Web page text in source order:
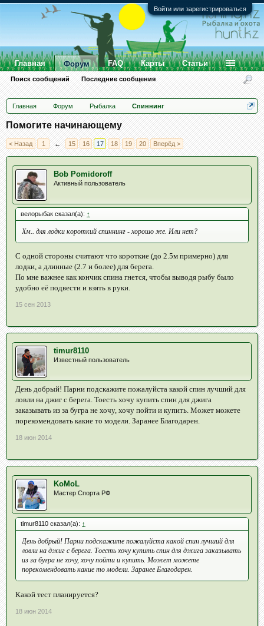
Войти или зарегистрироваться
Главная Форум Рыбалка Спиннинг
Помогите начинающему
< Назад 1 ← 15 16 17 18 19 20 Вперёд >
Bob Pomidoroff
Активный пользователь
велорыбак сказал(а): ↑
Хм.. для лодки короткий спиннинг - хорошо же. Или нет?
С одной стороны считают что короткие (до 2.5м примерно) для
лодки, а длинные (2.7 и более) для берега.
По мне важнее как кончик спина гнется, чтобы выводя рыбу было
удобно её подвести и взять в руки.
15 сен 2013
timur8110
Известный пользователь
День добрый! Парни подскажите пожалуйста какой спин лучший для
ловли на джиг с берега. Тоесть хочу купить спин для джига
заказывать из за бугра не хочу, хочу пойти и купить. Может можете
порекомендовать какие то модели. Заранее Благодарен.
18 июн 2014
KoMoL
Мастер Спорта РФ
timur8110 сказал(а): ↑
День добрый! Парни подскажите пожалуйста какой спин лучший для
ловли на джиг с берега. Тоесть хочу купить спин для джига заказывать
из за бугра не хочу, хочу пойти и купить. Может можете
порекомендовать какие то модели. Заранее Благодарен.
Какой тест планируется?
18 июн 2014
Главная Форум
Поиск сообщений Последние сообщения
FAQ Карты Статьи